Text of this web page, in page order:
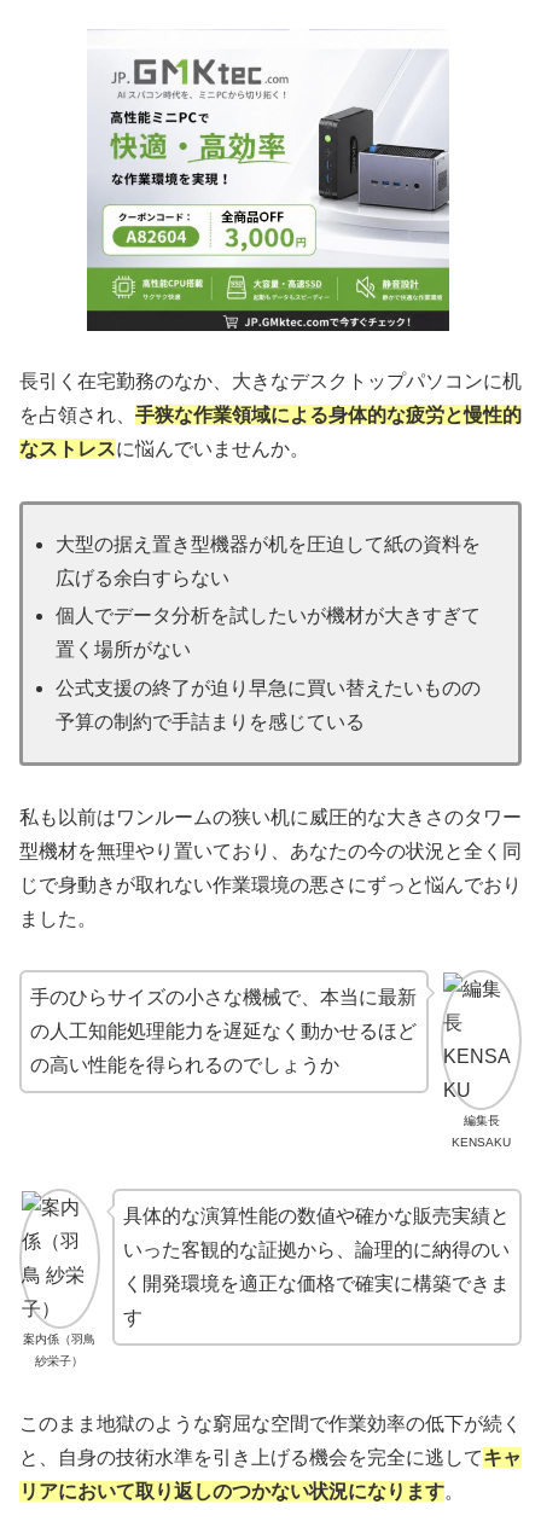
長引く在宅勤務のなか、大きなデスクトップパソコンに机
を占領され、 手狭な作業領域による身体的な疲労と慢性的
なストレスに悩んでいませんか。
大型の据え置き型機器が机を圧迫して紙の資料を
広げる余白すらない
個人でデータ分析を試したいが機材が大きすぎて
置く場所がない
公式支援の終了が迫り早急に買い替えたいものの
予算の制約で手詰まりを感じている
私も以前はワンルームの狭い机に威圧的な大きさのタワー
型機材を無理やり置いており、あなたの今の状況と全く同
じで身動きが取れない作業環境の悪さにずっと悩んでおり
ました。
編集長
KENSAKU
手のひらサイズの小さな機械で、本当に最新
の人工知能処理能力を遅延なく動かせるほど
の高い性能を得られるのでしょうか
案内係（羽鳥
紗栄子）
具体的な演算性能の数値や確かな販売実績と
いった客観的な証拠から、論理的に納得のい
く開発環境を適正な価格で確実に構築できま
す
このまま地獄のような窮屈な空間で作業効率の低下が続く
と、自身の技術水準を引き上げる機会を完全に逃してキャ
リアにおいて取り返しのつかない状況になります。